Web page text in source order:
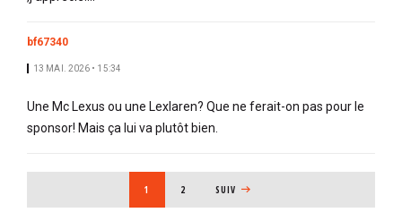
bf67340
13 MAI. 2026 • 15:34
Une Mc Lexus ou une Lexlaren? Que ne ferait-on pas pour le
sponsor! Mais ça lui va plutôt bien.
PAGE COURANTE
1 PAGE
2 PAGE SUIVANTE
SUIV